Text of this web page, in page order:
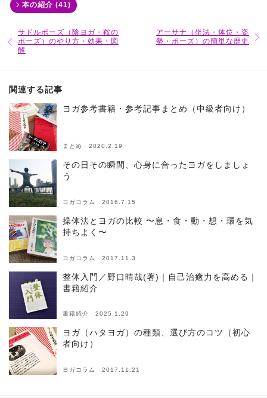
本の紹介 (41)
サドルポーズ（陰ヨガ・鞍の
ポーズ）のやり方・効果・図
解
アーサナ（坐法・体位・姿
勢・ポーズ）の簡単な歴史
関連する記事
ヨガ参考書籍・参考記事まとめ（中級者向け）
まとめ 2020.2.19
その日その瞬間、心身に合ったヨガをしましょ
う
ヨガコラム 2016.7.15
操体法とヨガの比較 〜息・食・動・想・環を気
持ちよく〜
ヨガコラム 2017.11.3
整体入門／野口晴哉(著)｜自己治癒力を高める｜
書籍紹介
書籍紹介 2025.1.29
ヨガ（ハタヨガ）の種類、選び方のコツ（初心
者向け）
ヨガコラム 2017.11.21